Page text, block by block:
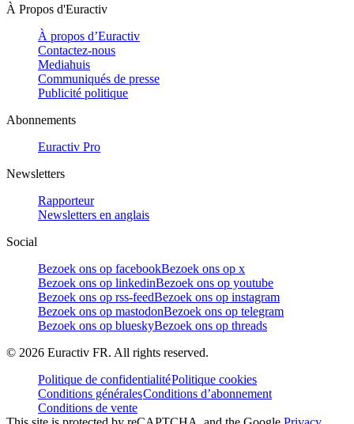
À Propos d'Euractiv
À propos d’Euractiv
Contactez-nous
Mediahuis
Communiqués de presse
Publicité politique
Abonnements
Euractiv Pro
Newsletters
Rapporteur
Newsletters en anglais
Social
Bezoek ons op facebookBezoek ons op x
Bezoek ons op linkedinBezoek ons op youtube
Bezoek ons op rss-feedBezoek ons op instagram
Bezoek ons op mastodonBezoek ons op telegram
Bezoek ons op blueskyBezoek ons op threads
© 2026 Euractiv FR. All rights reserved.
Politique de confidentialitéPolitique cookies
Conditions généralesConditions d’abonnement
Conditions de vente